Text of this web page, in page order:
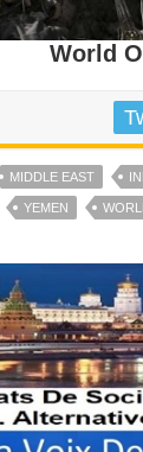
World
MIDDLE EAST
YEMEN